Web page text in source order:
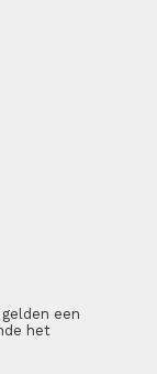
een
het